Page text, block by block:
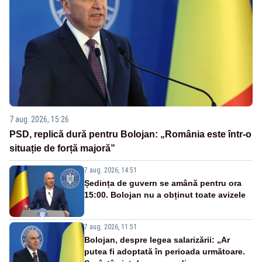
7 aug. 2026, 15:26
PSD, replică dură pentru Bolojan: „România este într-o
situație de forță majoră”
7 aug. 2026, 14:51
Ședința de guvern se amână pentru ora
15:00. Bolojan nu a obținut toate avizele
7 aug. 2026, 11:51
Bolojan, despre legea salarizării: „Ar
putea fi adoptată în perioada următoare.